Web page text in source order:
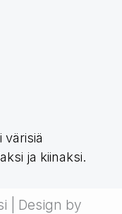
| Design by